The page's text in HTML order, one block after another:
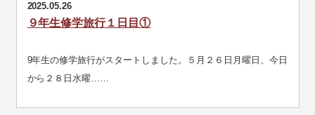
2025.05.26
９年生修学旅行１日目①
9年生の修学旅行がスタートしました。５月２６日月曜日、今日
から２８日水曜……